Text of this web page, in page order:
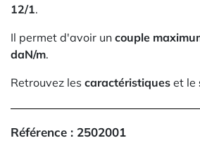
12/1.
Il permet d'avoir un couple
daN/m.
Retrouvez les caractéristiques et le
Référence : 2502001